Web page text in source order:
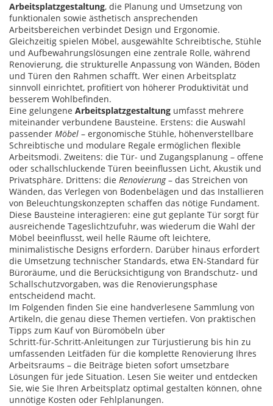
Arbeitsplatzgestaltung, die Planung und Umsetzung von
funktionalen sowie ästhetisch ansprechenden
Arbeitsbereichen verbindet Design und Ergonomie.
Gleichzeitig spielen Möbel, ausgewählte Schreibtische, Stühle
und Aufbewahrungslösungen eine zentrale Rolle, während
Renovierung, die strukturelle Anpassung von Wänden, Böden
und Türen den Rahmen schafft. Wer einen Arbeitsplatz
sinnvoll einrichtet, profitiert von höherer Produktivität und
besserem Wohlbefinden.
Eine gelungene Arbeitsplatzgestaltung umfasst mehrere
miteinander verbundene Bausteine. Erstens: die Auswahl
passender Möbel – ergonomische Stühle, höhenverstellbare
Schreibtische und modulare Regale ermöglichen flexible
Arbeitsmodi. Zweitens: die Tür- und Zugangsplanung – offene
oder schallschluckende Türen beeinflussen Licht, Akustik und
Privatsphäre. Drittens: die Renovierung– das Streichen von
Wänden, das Verlegen von Bodenbelägen und das Installieren
von Beleuchtungskonzepten schaffen das nötige Fundament.
Diese Bausteine interagieren: eine gut geplante Tür sorgt für
ausreichende Tageslichtzufuhr, was wiederum die Wahl der
Möbel beeinflusst, weil helle Räume oft leichtere,
minimalistische Designs erfordern. Darüber hinaus erfordert
die Umsetzung technischer Standards, etwa EN‑Standard für
Büroräume, und die Berücksichtigung von Brandschutz‑ und
Schallschutzvorgaben, was die Renovierungsphase
entscheidend macht.
Im Folgenden finden Sie eine handverlesene Sammlung von
Artikeln, die genau diese Themen vertiefen. Von praktischen
Tipps zum Kauf von Büromöbeln über
Schritt‑für‑Schritt‑Anleitungen zur Türjustierung bis hin zu
umfassenden Leitfäden für die komplette Renovierung Ihres
Arbeitsraums – die Beiträge bieten sofort umsetzbare
Lösungen für jede Situation. Lesen Sie weiter und entdecken
Sie, wie Sie Ihren Arbeitsplatz optimal gestalten können, ohne
unnötige Kosten oder Fehlplanungen.